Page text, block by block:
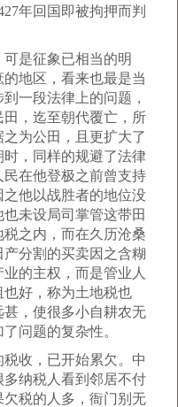
年回国即被拘押而判
是征象已相当的明
地区，看来也最是当
一段法律上的问题，
，迄至朝代覆亡，所
为公田，且更扩大了
，同样的规避了法律
在他登极之前曾支持
他以战胜者的地位没
未设局司掌管这带田
之内，而在久历沧桑
分割的买卖因之含糊
的主权，而是管业人
好，称为土地税也
，使很多小自耕农无
问题的复杂性。
收，已开始累欠。中
纳税人看到邻居不付
税的人多，衙门别无